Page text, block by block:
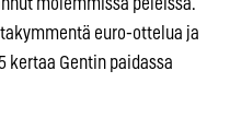
molemmissa peleissä.
euro-ottelua ja
kertaa Gentin paidassa